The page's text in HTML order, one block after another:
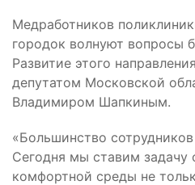
Медработников
городок волнуют вопросы
Развитие этого
депутатом Московской
Владимиром Шапкиным.
«Большинство
Сегодня мы ставим задачу
комфортной среды не